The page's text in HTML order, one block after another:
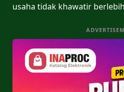
usaha tidak khawatir